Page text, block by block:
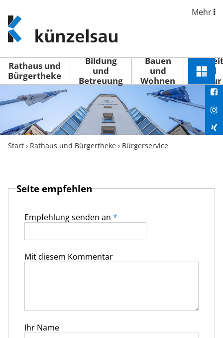
www.kuenzelsau.de
(zur
Startseite)
Mehr
Rathaus und
Bürgertheke
Bildung
und
Betreuung
Bauen
und
Wohnen
Freizeit
und
Kultur
Menü
Start › Rathaus und Bürgertheke › Bürgerservice
Seite empfehlen
Empfehlung senden an *
Mit diesem Kommentar
Ihr Name